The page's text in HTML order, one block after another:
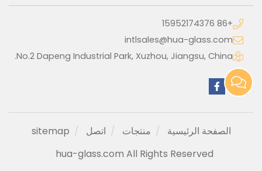
+86 15952174376
intlsales@hua-glass.com
No.2 Dapeng Industrial Park, Xuzhou, Jiangsu, China.
الصفحة الرئيسية منتجات اتصل
sitemap
hua-glass.com All Rights Reserved